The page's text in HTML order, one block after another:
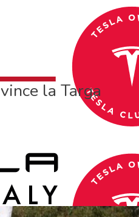
la Targa